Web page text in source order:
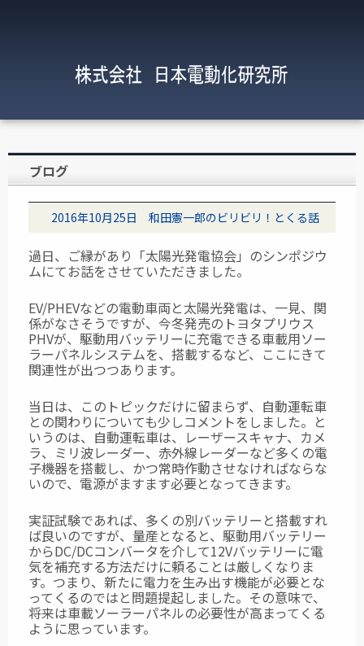
ブログ
2016年10月25日 和田憲一郎のビリビリ！とくる話
過日、ご縁があり「太陽光発電協会」のシンポジウ
ムにてお話をさせていただきました。
EV/PHEVなどの電動車両と太陽光発電は、一見、関
係がなさそうですが、今冬発売のトヨタプリウス
PHVが、駆動用バッテリーに充電できる車載用ソー
ラーパネルシステムを、搭載するなど、ここにきて
関連性が出つつあります。
当日は、このトピックだけに留まらず、自動運転車
との関わりについても少しコメントをしました。と
いうのは、自動運転車は、レーザースキャナ、カメ
ラ、ミリ波レーダー、赤外線レーダーなど多くの電
子機器を搭載し、かつ常時作動させなければならな
いので、電源がますます必要となってきます。
実証試験であれば、多くの別バッテリーと搭載すれ
ば良いのですが、量産となると、駆動用バッテリー
からDC/DCコンバータを介して12Vバッテリーに電
気を補充する方法だけに頼ることは厳しくなりま
す。つまり、新たに電力を生み出す機能が必要とな
ってくるのではと問題提起しました。その意味で、
将来は車載ソーラーパネルの必要性が高まってくる
ように思っています。